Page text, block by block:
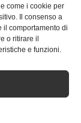
come i cookie per
Il consenso a
il comportamento di
o ritirare il
e funzioni.